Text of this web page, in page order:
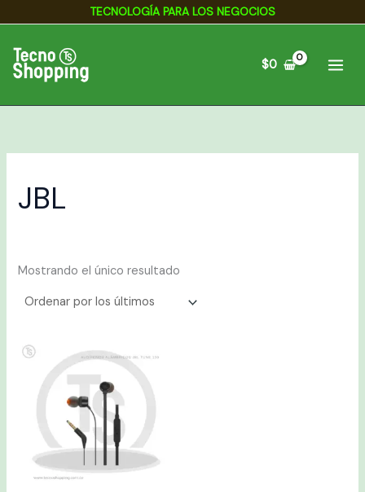
contenido
TECNOLOGÍA PARA LOS NEGOCIOS
$0
JBL
Mostrando el único resultado